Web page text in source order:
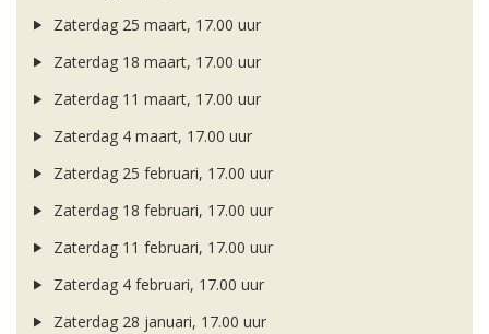
Zaterdag 25 maart, 17.00 uur
Zaterdag 18 maart, 17.00 uur
Zaterdag 11 maart, 17.00 uur
Zaterdag 4 maart, 17.00 uur
Zaterdag 25 februari, 17.00 uur
Zaterdag 18 februari, 17.00 uur
Zaterdag 11 februari, 17.00 uur
Zaterdag 4 februari, 17.00 uur
Zaterdag 28 januari, 17.00 uur